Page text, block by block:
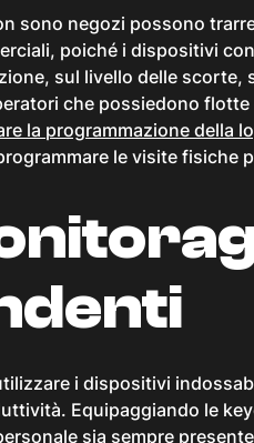
sono negozi possono
poiché i dispositivi
sul livello delle
che possiedono
la programmazione della
le visite fisiche
i dispositivi
Equipaggiando le
sia sempre